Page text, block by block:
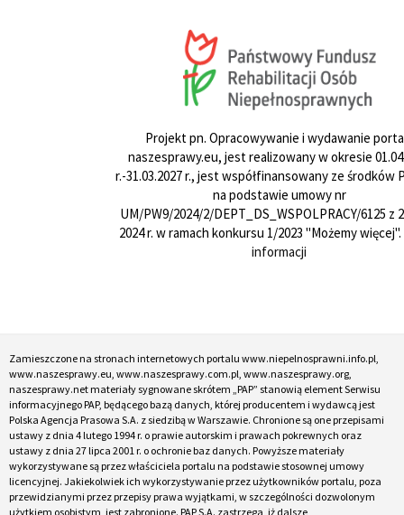
Projekt pn. Opracowywanie i wydawanie
naszesprawy.eu, jest realizowany w okresie
r.-31.03.2027 r., jest współfinansowany ze środków
na podstawie umowy nr
UM/PW9/2024/2/DEPT_DS_WSPOLPRACY/6125 z
2024 r. w ramach konkursu 1/2023 "Możemy więcej".
informacji
Zamieszczone na stronach internetowych portalu www.niepelnosprawni.info.pl,
www.naszesprawy.eu, www.naszesprawy.com.pl, www.naszesprawy.org,
naszesprawy.net materiały sygnowane skrótem „PAP” stanowią element Serwisu
informacyjnego PAP, będącego bazą danych, której producentem i wydawcą jest
Polska Agencja Prasowa S.A. z siedzibą w Warszawie. Chronione są one przepisami
ustawy z dnia 4 lutego 1994 r. o prawie autorskim i prawach pokrewnych oraz
ustawy z dnia 27 lipca 2001 r. o ochronie baz danych. Powyższe materiały
wykorzystywane są przez właściciela portalu na podstawie stosownej umowy
licencyjnej. Jakiekolwiek ich wykorzystywanie przez użytkowników portalu, poza
przewidzianymi przez przepisy prawa wyjątkami, w szczególności dozwolonym
użytkiem osobistym, jest zabronione. PAP S.A. zastrzega, iż dalsze